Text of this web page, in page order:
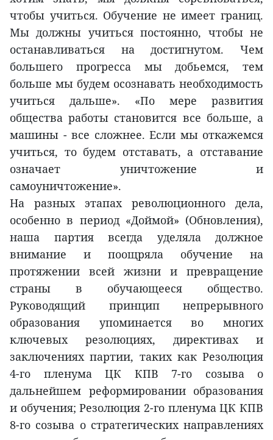
чтобы учиться. Обучение не имеет границ.
Мы должны учиться постоянно, чтобы не
останавливаться на достигнутом. Чем
большего прогресса мы добьемся, тем
больше мы будем осознавать необходимость
учиться дальше». «По мере развития
общества работы становится все больше, а
машины - все сложнее. Если мы откажемся
учиться, то будем отставать, а отставание
означает уничтожение и
самоуничтожение».
На разных этапах революционного дела,
особенно в период «Доймой» (Обновления),
наша партия всегда уделяла должное
внимание и поощряла обучение на
протяжении всей жизни и превращение
страны в обучающееся общество.
Руководящий принцип непрерывного
образования упоминается во многих
ключевых резолюциях, директивах и
заключениях партии, таких как Резолюция
4-го пленума ЦК КПВ 7-го созыва о
дальнейшем реформировании образования
и обучения; Резолюция 2-го пленума ЦК КПВ
8-го созыва о стратегических направлениях